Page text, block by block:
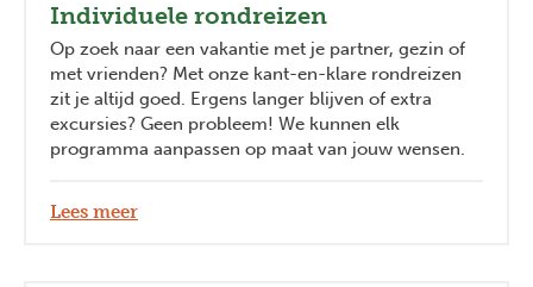
Individuele rondreizen
Op zoek naar een vakantie met je partner, gezin of
met vrienden? Met onze kant-en-klare rondreizen
zit je altijd goed. Ergens langer blijven of extra
excursies? Geen probleem! We kunnen elk
programma aanpassen op maat van jouw wensen.
Lees meer